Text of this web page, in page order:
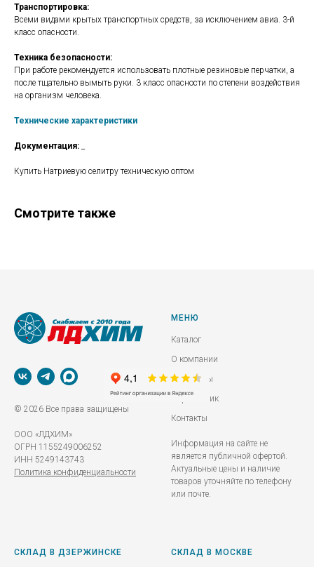
Транспортировка:
Всеми видами крытых транспортных средств, за исключением авиа. 3-й
класс опасности.
Техника безопасности:
При работе рекомендуется использовать плотные резиновые перчатки, а
после тщательно вымыть руки. 3 класс опасности по степени воздействия
на организм человека.
Технические характеристики
Документация:
Купить Натриевую селитру техническую оптом
Смотрите также
© 2026 Все права защищены
ООО «ЛДХИМ»
ОГРН 1155249006252
ИНН 5249143743
Политика конфиденциальности
МЕНЮ
Каталог
О компании
Реквизиты
Справочник
Контакты
Информация на сайте не
является публичной офертой.
Актуальные цены и наличие
товаров уточняйте по телефону
или почте.
СКЛАД В ДЗЕРЖИНСКЕ СКЛАД В МОСКВЕ